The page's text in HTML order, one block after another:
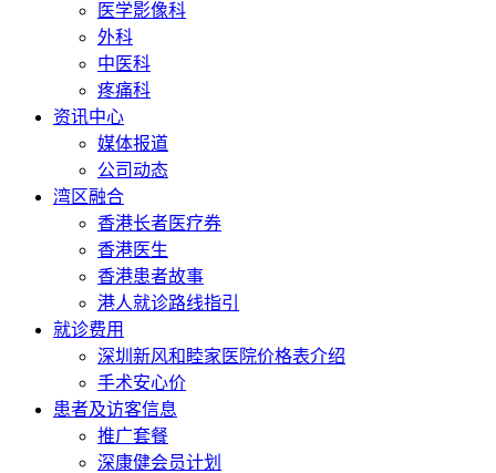
医学影像科
外科
中医科
疼痛科
资讯中心
媒体报道
公司动态
湾区融合
香港长者医疗券
香港医生
香港患者故事
港人就诊路线指引
就诊费用
深圳新风和睦家医院价格表介绍
手术安心价
患者及访客信息
推广套餐
深康健会员计划